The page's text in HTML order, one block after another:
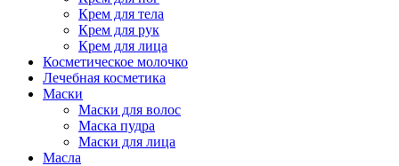
Крем для тела
Крем для рук
Крем для лица
Косметическое молочко
Лечебная косметика
Маски
Маски для волос
Маска пудра
Маски для лица
Масла